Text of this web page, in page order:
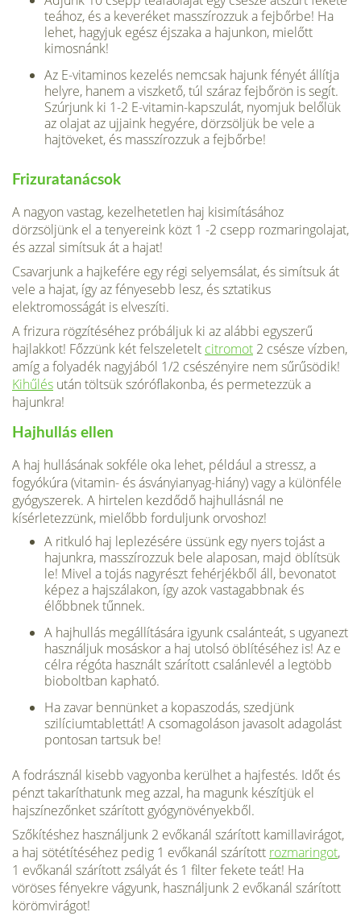
teához, és a keveréket masszírozzuk a fejbőrbe! Ha
lehet, hagyjuk egész éjszaka a hajunkon, mielőtt
kimosnánk!
Az E-vitaminos kezelés nemcsak hajunk fényét állítja
helyre, hanem a viszkető, túl száraz fejbőrön is segít.
Szúrjunk ki 1-2 E-vitamin-kapszulát, nyomjuk belőlük
az olajat az ujjaink hegyére, dörzsöljük be vele a
hajtöveket, és masszírozzuk a fejbőrbe!
Frizuratanácsok
A nagyon vastag, kezelhetetlen haj kisimításához
dörzsöljünk el a tenyereink közt 1 -2 csepp rozmaringolajat,
és azzal simítsuk át a hajat!
Csavarjunk a hajkefére egy régi selyemsálat, és simítsuk át
vele a hajat, így az fényesebb lesz, és sztatikus
elektromosságát is elveszíti.
A frizura rögzítéséhez próbáljuk ki az alábbi egyszerű
hajlakkot! Főzzünk két felszeletelt citromot 2 csésze vízben,
amíg a folyadék nagyjából 1/2 csészényire nem sűrűsödik!
Kihűlés után töltsük szóróflakonba, és permetezzük a
hajunkra!
Hajhullás ellen
A haj hullásának sokféle oka lehet, például a stressz, a
fogyókúra (vitamin- és ásványianyag-hiány) vagy a különféle
gyógyszerek. A hirtelen kezdődő hajhullásnál ne
kísérletezzünk, mielőbb forduljunk orvoshoz!
A ritkuló haj leplezésére üssünk egy nyers tojást a
hajunkra, masszírozzuk bele alaposan, majd öblítsük
le! Mivel a tojás nagyrészt fehérjékből áll, bevonatot
képez a hajszálakon, így azok vastagabbnak és
élőbbnek tűnnek.
A hajhullás megállítására igyunk csalánteát, s ugyanezt
használjuk mosáskor a haj utolsó öblítéséhez is! Az e
célra régóta használt szárított csalánlevél a legtöbb
bioboltban kapható.
Ha zavar bennünket a kopaszodás, szedjünk
szilíciumtablettát! A csomagoláson javasolt adagolást
pontosan tartsuk be!
A fodrásznál kisebb vagyonba kerülhet a hajfestés. Időt és
pénzt takaríthatunk meg azzal, ha magunk készítjük el
hajszínezőnket szárított gyógynövényekből.
Szőkítéshez használjunk 2 evőkanál szárított kamillavirágot,
a haj sötétítéséhez pedig 1 evőkanál szárított rozmaringot,
1 evőkanál szárított zsályát és 1 filter fekete teát! Ha
vöröses fényekre vágyunk, használjunk 2 evőkanál szárított
körömvirágot!